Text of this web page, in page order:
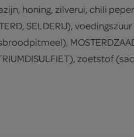
honing, zilverui, chili
SELDERIJ),
zoetstof